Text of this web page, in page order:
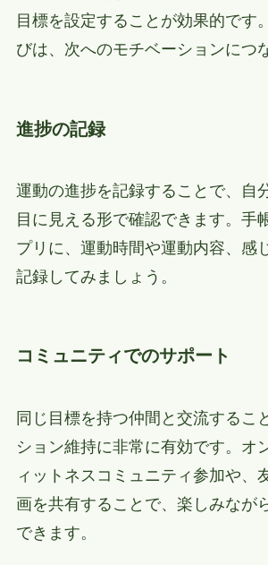
目標を設定することが効果的です
びは、次へのモチベーションにつ
進捗の記録
運動の進捗を記録することで、自
目に見える形で確認できます。手
プリに、運動時間や運動内容、感
記録してみましょう。
コミュニティでのサポート
同じ目標を持つ仲間と交流するこ
ション維持に非常に有効です。オ
ィットネスコミュニティ参加や、
画を共有することで、楽しみなが
できます。